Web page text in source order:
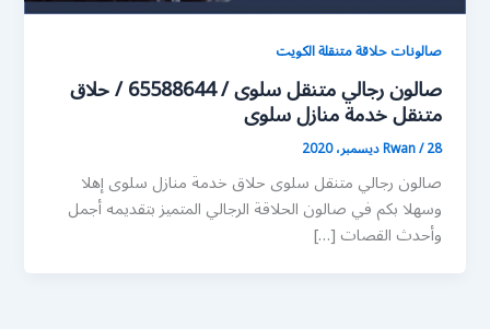
صالونات حلاقة متنقلة الكويت
صالون رجالي متنقل سلوى / 65588644 / حلاق
متنقل خدمة منازل سلوى
Rwan/28 ديسمبر، 2020
صالون رجالي متنقل سلوى حلاق خدمة منازل سلوى إهلا
وسهلا بكم في صالون الحلاقة الرجالي المتميز بتقديمه أجمل
وأحدث القصات […]